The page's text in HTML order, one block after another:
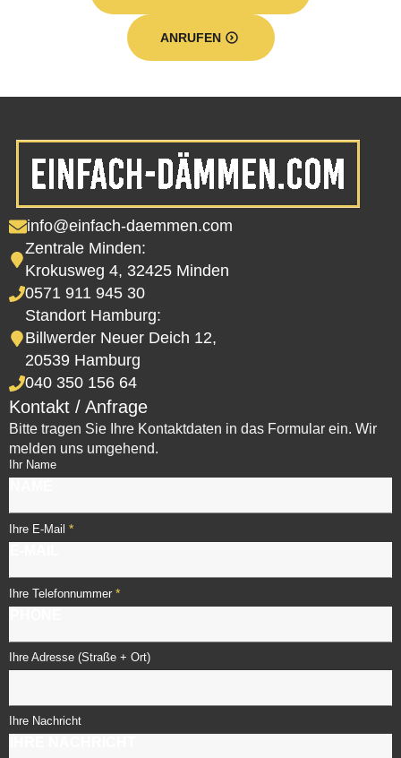
ANRUFEN
info@einfach-daemmen.com
Zentrale Minden:
Krokusweg 4, 32425 Minden
0571 911 945 30
Standort Hamburg:
Billwerder Neuer Deich 12,
20539 Hamburg
040 350 156 64
Kontakt / Anfrage
Bitte tragen Sie Ihre Kontaktdaten in das Formular ein. Wir
melden uns umgehend.
Ihr Name
Ihre E-Mail *
Ihre Telefonnummer *
Ihre Adresse (Straße + Ort)
Ihre Nachricht